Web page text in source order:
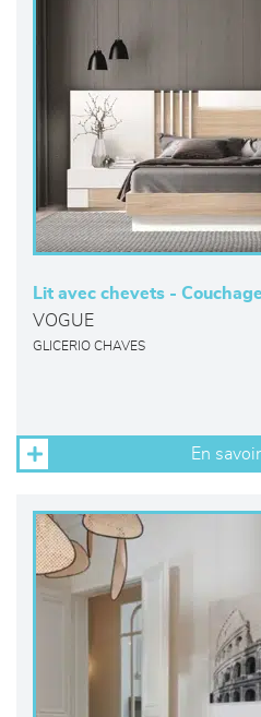
Lit avec chevets -
VOGUE
GLICERIO CHAVES
En